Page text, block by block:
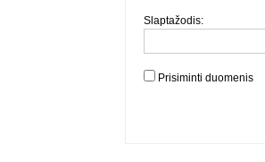
Slaptažodis:
Prisiminti duomenis